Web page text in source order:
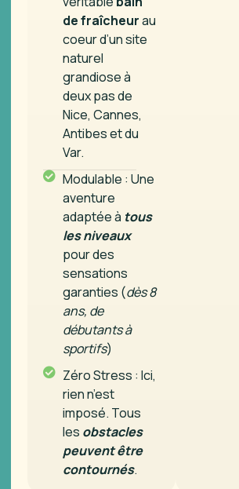
de fraîcheurau
coeur d’un site
naturel
grandiose à
deux pas de
Nice, Cannes,
Antibes et du
Var.
Modulable : Une
aventure
adaptée à tous
les niveaux
pour des
sensations
garanties (dès 8
ans, de
débutants à
sportifs)
Zéro Stress : Ici,
rien n’est
imposé. Tous
les obstacles
peuvent être
contournés.